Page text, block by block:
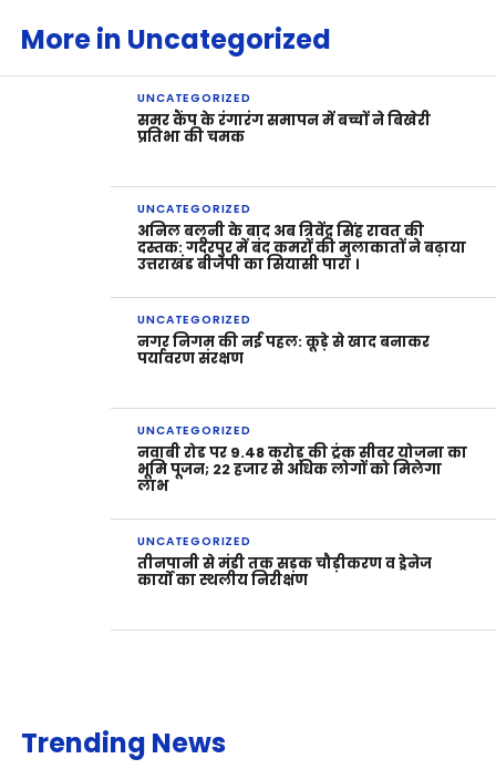
More in Uncategorized
UNCATEGORIZED
समर कैंप के रंगारंग समापन में बच्चों ने बिखेरी
प्रतिभा की चमक
UNCATEGORIZED
अनिल बलूनी के बाद अब त्रिवेंद्र सिंह रावत की
दस्तक: गदरपुर में बंद कमरों की मुलाकातों ने बढ़ाया
उत्तराखंड बीजेपी का सियासी पारा ।
UNCATEGORIZED
नगर निगम की नई पहल: कूड़े से खाद बनाकर
पर्यावरण संरक्षण
UNCATEGORIZED
नवाबी रोड पर 9.48 करोड़ की ट्रंक सीवर योजना का
भूमि पूजन; 22 हजार से अधिक लोगों को मिलेगा
लाभ
UNCATEGORIZED
तीनपानी से मंडी तक सड़क चौड़ीकरण व ड्रेनेज
कार्यों का स्थलीय निरीक्षण
Trending News